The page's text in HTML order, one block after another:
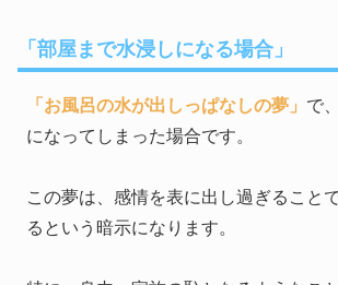
「部屋まで水浸しになる場合」
「お風呂の水が出しっぱなしの夢」 で
になってしまった場合です。
この夢は、感情を表に出し過ぎること
るという暗示になります。